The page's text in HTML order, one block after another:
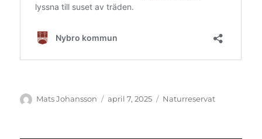
Författare
Mats Johansson
Publicerat
april 7, 2025 Kategorier
Naturreservat